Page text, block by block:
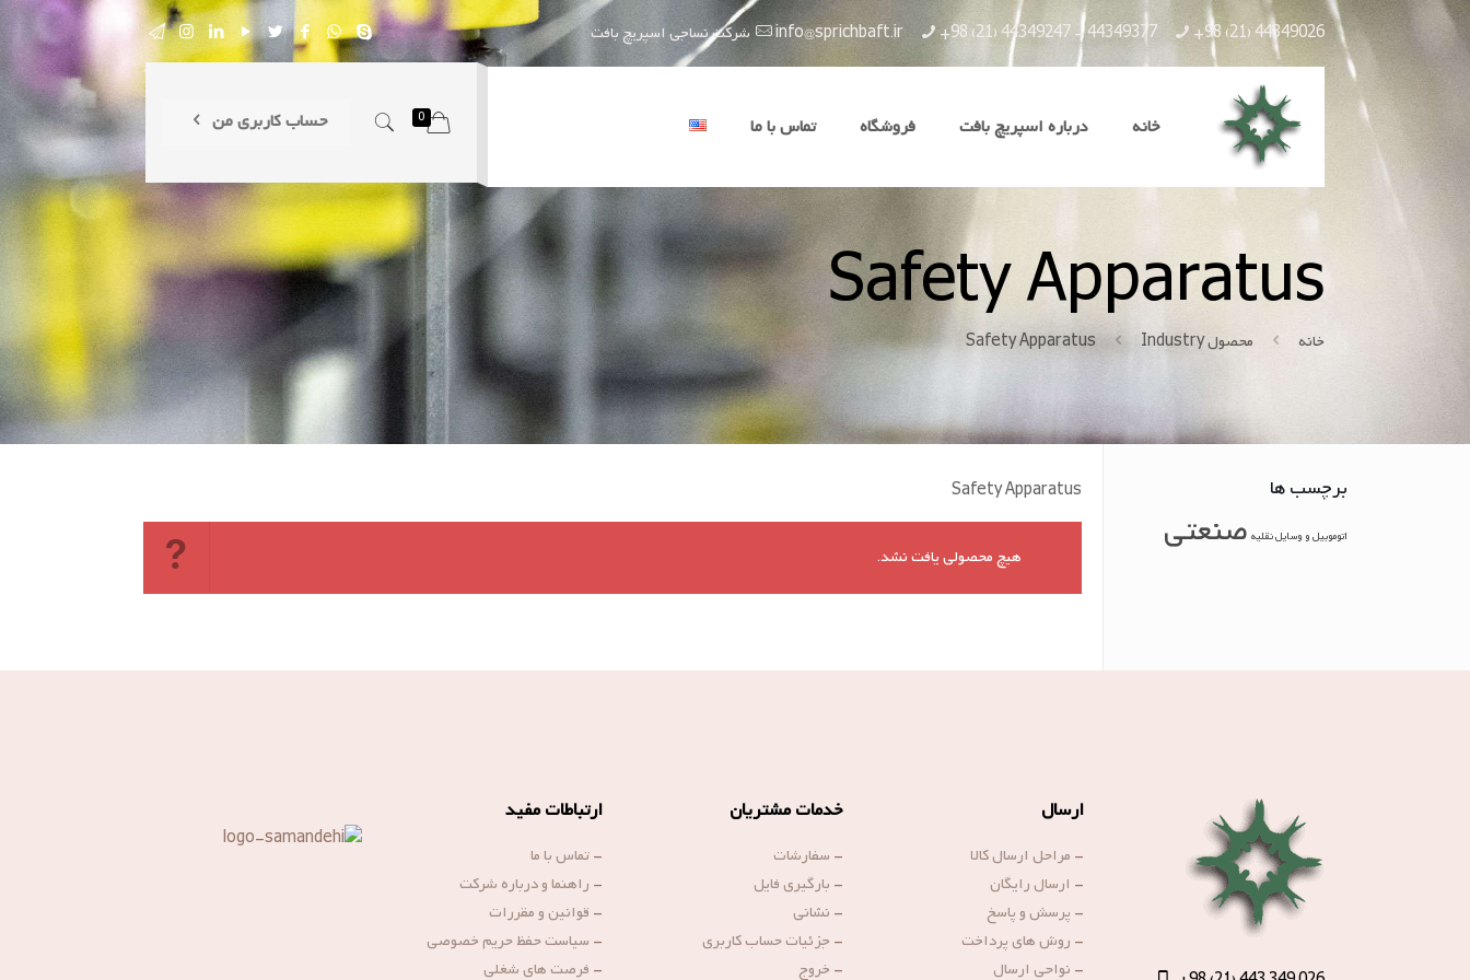
شرکت نساجی اسپریچ بافت +98 (21) 44349026
+98 (21) 44349247 - 44349377
info@sprichbaft.ir
خانه درباره اسپریچ بافت فروشگاه تماس با ما 0 حساب کاربری من
Safety Apparatus
خانه محصول Industry Safety Apparatus
Safety Apparatus
هیچ محصولی یافت نشد.
برچسب ها
اتوموبیل و وسایل نقلیه صنعتی
ارسال
- مراحل ارسال کالا
- ارسال رایگان
- پرسش و پاسخ
- روش های پرداخت
- نواحی ارسال
خدمات مشتریان
- سفارشات
- بارگیری فایل
- نشانی
- جزئیات حساب کاربری
- خروج
ارتباطات مفید
-تماس با ما
- راهنما و درباره شرکت
- قوانین و مقررات
- سیاست حفظ حریم خصوصی
- فرصت های شغلی